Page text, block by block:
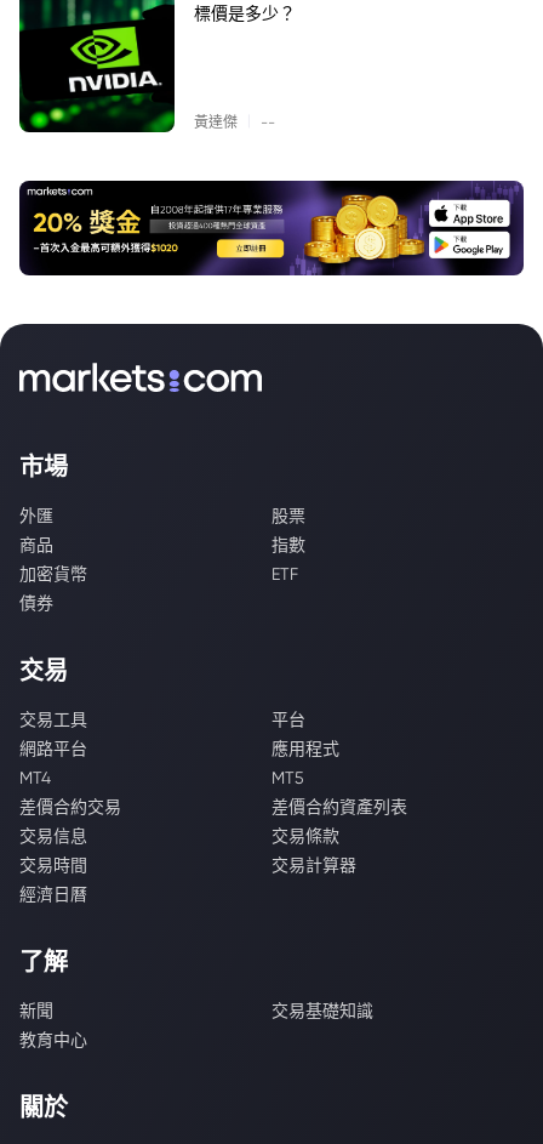
標價是多少？
黃達傑 --
市場
外匯
股票
商品
指數
加密貨幣
ETF
債券
交易
交易工具
平台
網路平台
應用程式
MT4
MT5
差價合約交易
差價合約資產列表
交易信息
交易條款
交易時間
交易計算器
經濟日曆
了解
新聞
交易基礎知識
教育中心
關於